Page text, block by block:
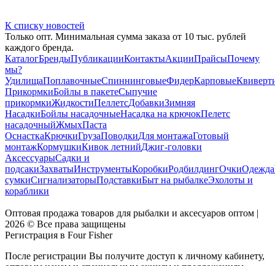
К списку новостей
Только опт. Минимальная сумма заказа от 10 тыс. рублей
каждого бренда.
КаталогБрендыПубликацииКонтактыАкцииПрайсыПочему
мы?
УдилищаПоплавочныеСпиннинговыеФидерКарповые
ПрикормкиБойлы в пакетеСыпучие
прикормкиЖидкостиПеллетсДобавкиЗимняя
НасадкиБойлы насадочныеНасадка на крючокПелетс
насадочныйЖмыхПаста
ОснасткаКрючкиГрузаПоводкиДля монтажаГотовый
монтажКормушкиКивок летнийДжиг-головки
АксессуарыСадки и
подсакиЗахватыИнструментыКоробкиРодбилдингОчкиОдежда
сумкиСигнализаторыПодставкиБыт на рыбалкеЭхолоты и
кораблики
Оптовая продажа товаров для рыбалки и аксесуаров оптом |
2026 © Все права защищены
Регистрация в Four Fisher
После регистрации Вы получите доступ к личному кабинету,